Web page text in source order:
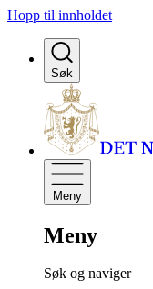
Hopp til innholdet
Søk
Meny
Meny
Søk og naviger